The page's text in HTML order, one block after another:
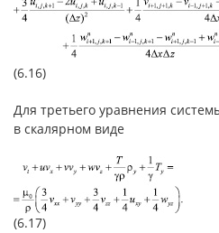
(6.16)
Для третьего уравнения
в скалярном виде
(6.17)